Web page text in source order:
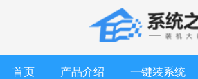
首页 产品介绍 一键装系统